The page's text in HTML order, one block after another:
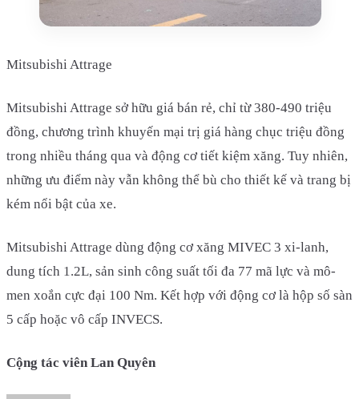
Mitsubishi Attrage
Mitsubishi Attrage sở hữu giá bán rẻ, chỉ từ 380-490 triệu
đồng, chương trình khuyến mại trị giá hàng chục triệu đồng
trong nhiều tháng qua và động cơ tiết kiệm xăng. Tuy nhiên,
những ưu điểm này vẫn không thể bù cho thiết kế và trang bị
kém nổi bật của xe.
Mitsubishi Attrage dùng động cơ xăng MIVEC 3 xi-lanh,
dung tích 1.2L, sản sinh công suất tối đa 77 mã lực và mô-
men xoắn cực đại 100 Nm. Kết hợp với động cơ là hộp số sàn
5 cấp hoặc vô cấp INVECS.
Cộng tác viên Lan Quyên